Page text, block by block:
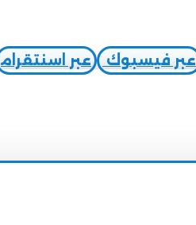
عبر فيسبوك عبر اسنتقرام